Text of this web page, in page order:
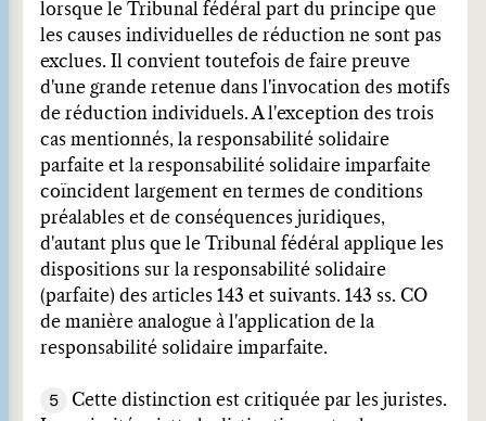
lorsque le Tribunal fédéral part du principe que
les causes individuelles de réduction ne sont pas
exclues. Il convient toutefois de faire preuve
d'une grande retenue dans l'invocation des motifs
de réduction individuels. A l'exception des trois
cas mentionnés, la responsabilité solidaire
parfaite et la responsabilité solidaire imparfaite
coïncident largement en termes de conditions
préalables et de conséquences juridiques,
d'autant plus que le Tribunal fédéral applique les
dispositions sur la responsabilité solidaire
(parfaite) des articles 143 et suivants. 143 ss. CO
de manière analogue à l'application de la
responsabilité solidaire imparfaite.
5
Cette distinction est critiquée par les juristes.